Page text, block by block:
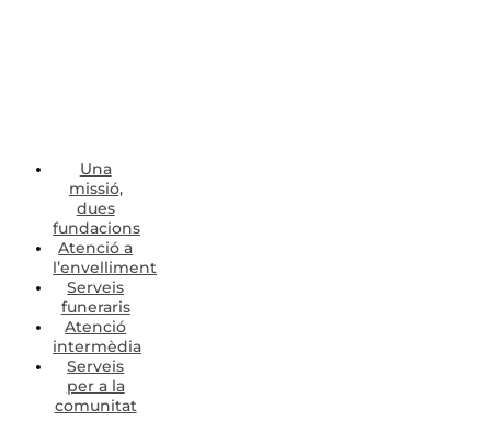
Una
missió,
dues
fundacions
Atenció a
l’envelliment
Serveis
funeraris
Atenció
intermèdia
Serveis
per a la
comunitat